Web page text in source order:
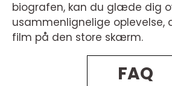
biografen, kan du glæde dig
usammenlignelige oplevelse,
film på den store skærm.
FAQ